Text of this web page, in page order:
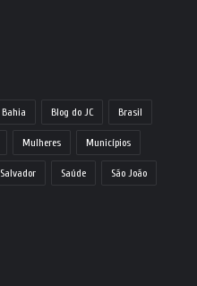
Bahia Blog do JC Brasil
Mulheres Municípios
Salvador Saúde São João